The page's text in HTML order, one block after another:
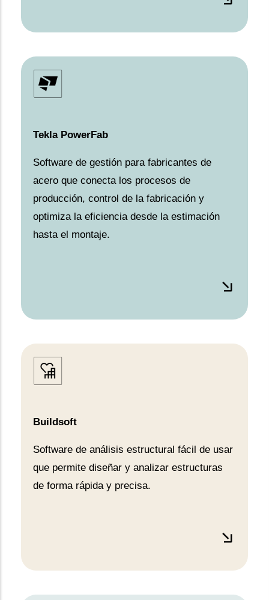
Tekla PowerFab
Software de gestión para fabricantes de
acero que conecta los procesos de
producción, control de la fabricación y
optimiza la eficiencia desde la estimación
hasta el montaje.
Buildsoft
Software de análisis estructural fácil de usar
que permite diseñar y analizar estructuras
de forma rápida y precisa.